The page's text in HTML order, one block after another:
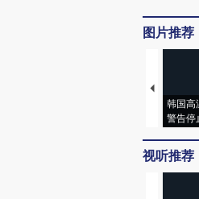
图片推荐
韩国高
警告停
视听推荐